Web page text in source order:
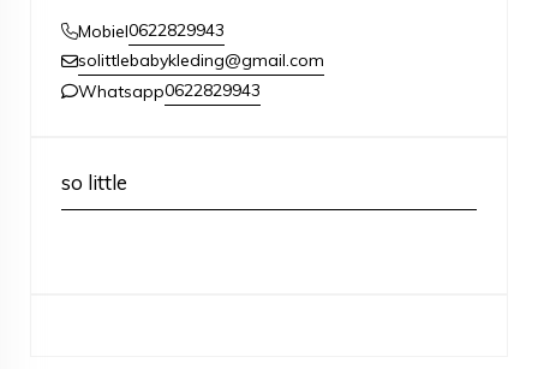
Mobiel0622829943
solittlebabykleding@gmail.com
Whatsapp0622829943
so little